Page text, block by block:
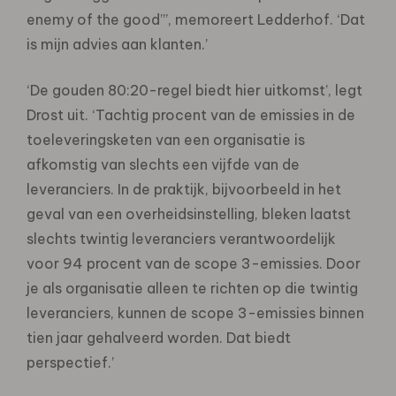
enemy of the good”’, memoreert Ledderhof. ‘Dat
is mijn advies aan klanten.’
‘De gouden 80:20-regel biedt hier uitkomst’, legt
Drost uit. ‘Tachtig procent van de emissies in de
toeleveringsketen van een organisatie is
afkomstig van slechts een vijfde van de
leveranciers. In de praktijk, bijvoorbeeld in het
geval van een overheidsinstelling, bleken laatst
slechts twintig leveranciers verantwoordelijk
voor 94 procent van de scope 3-emissies. Door
je als organisatie alleen te richten op die twintig
leveranciers, kunnen de scope 3-emissies binnen
tien jaar gehalveerd worden. Dat biedt
perspectief.’